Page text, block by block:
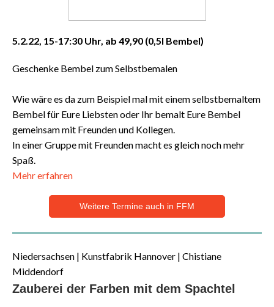
5.2.22, 15-17:30 Uhr, ab 49,90 (0,5l Bembel)
Geschenke Bembel zum Selbstbemalen
Wie wäre es da zum Beispiel mal mit einem selbstbemaltem
Bembel für Eure Liebsten oder Ihr bemalt Eure Bembel
gemeinsam mit Freunden und Kollegen.
In einer Gruppe mit Freunden macht es gleich noch mehr
Spaß.
Mehr erfahren
Weitere Termine auch in FFM
Niedersachsen | Kunstfabrik Hannover | Chistiane
Middendorf
Zauberei der Farben mit dem Spachtel